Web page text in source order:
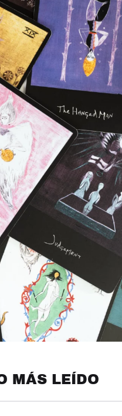
MÁS LEÍDO